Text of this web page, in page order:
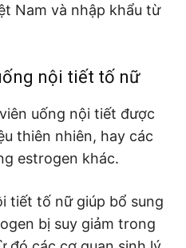
Nam và nhập khẩu từ
nội tiết tố nữ
uống nội tiết được
thiên nhiên, hay các
estrogen khác.
tiết tố nữ giúp bổ sung
bị suy giảm trong